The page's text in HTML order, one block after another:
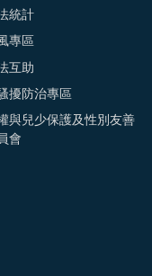
統計
專區
互助
擾防治專區
與兒少保護及性別友善
會